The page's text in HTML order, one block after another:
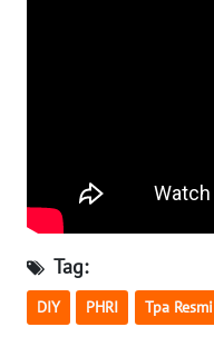
Tag:
DIY PHRI Tpa Resmi
WN
SUMBAR